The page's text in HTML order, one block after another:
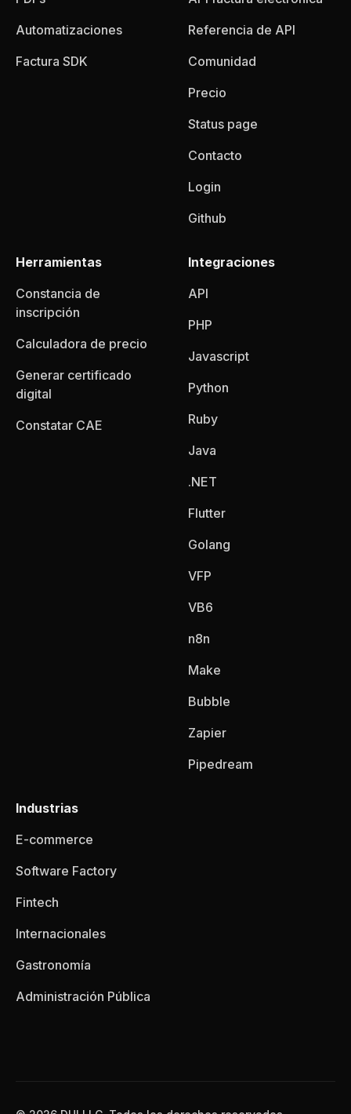
Automatizaciones
Factura SDK
Referencia de API
Comunidad
Precio
Status page
Contacto
Login
Github
Herramientas
Constancia de
inscripción
Calculadora de precio
Generar certificado
digital
Constatar CAE
Integraciones
API
PHP
Javascript
Python
Ruby
Java
.NET
Flutter
Golang
VFP
VB6
n8n
Make
Bubble
Zapier
Pipedream
Industrias
E-commerce
Software Factory
Fintech
Internacionales
Gastronomía
Administración Pública